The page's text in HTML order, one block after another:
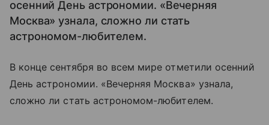
осенний День астрономии. «Вечерняя
Москва» узнала, сложно ли стать
астрономом-любителем.
В конце сентября во всем мире отметили осенний
День астрономии. «Вечерняя Москва» узнала,
сложно ли стать астрономом-любителем.